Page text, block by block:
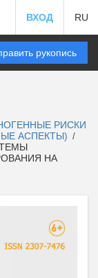
ВХОД RU
рукопись
РИСКИ
АСПЕКТЫ) /
НА